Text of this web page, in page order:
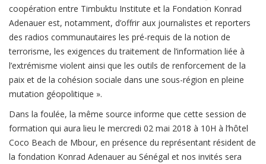
coopération entre Timbuktu Institute et la Fondation Konrad
Adenauer est, notamment, d’offrir aux journalistes et reporters
des radios communautaires les pré-requis de la notion de
terrorisme, les exigences du traitement de l’information liée à
l’extrémisme violent ainsi que les outils de renforcement de la
paix et de la cohésion sociale dans une sous-région en pleine
mutation géopolitique ».
Dans la foulée, la même source informe que cette session de
formation qui aura lieu le mercredi 02 mai 2018 à 10H à l’hôtel
Coco Beach de Mbour, en présence du représentant résident de
la fondation Konrad Adenauer au Sénégal et nos invités sera